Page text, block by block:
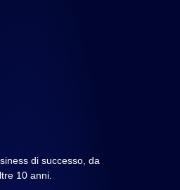
di successo, da
10 anni.